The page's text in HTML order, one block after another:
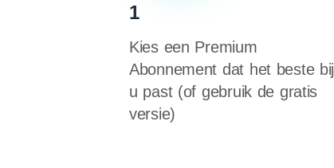
1
Kies een Premium
Abonnement dat het beste bij
u past (of gebruik de gratis
versie)